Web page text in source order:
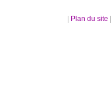
Plan du site